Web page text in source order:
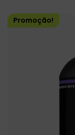
Promoção!